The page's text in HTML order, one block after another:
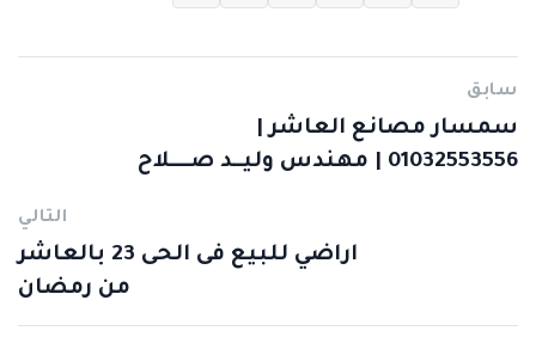
سابق
سمسار مصانع العاشر |
01032553556 | مهندس وليــد صــــلاح
التالي
اراضي للبيع فى الحى 23 بالعاشر
من رمضان